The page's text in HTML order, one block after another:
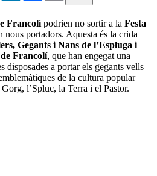
Francolípodrien no sortir a la Festa
nous portadors. Aquesta és la crida
Gegants i Nans de l’Espluga i
Francolí, que han engegat una
disposades a portar els gegants vells
de la cultura popular
l’Spluc, la Terra i el Pastor.